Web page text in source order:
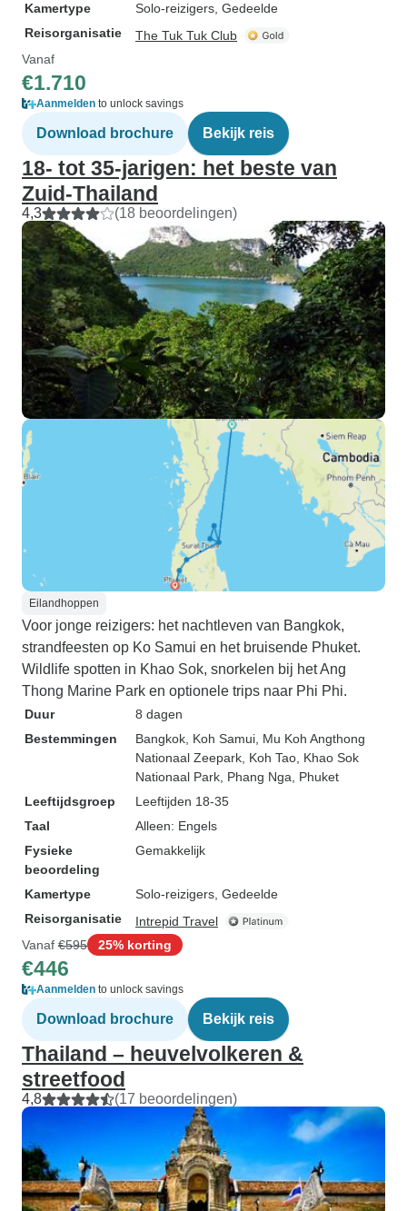
Kamertype
Solo-reizigers, Gedeelde
Reisorganisatie
The Tuk Tuk Club
Vanaf
€1.710
Aanmelden to unlock savings
Download brochure Bekijk reis
18- tot 35-jarigen: het beste van
Zuid-Thailand
4,3 (18 beoordelingen)
Eilandhoppen
Voor jonge reizigers: het nachtleven van Bangkok,
strandfeesten op Ko Samui en het bruisende Phuket.
Wildlife spotten in Khao Sok, snorkelen bij het Ang
Thong Marine Park en optionele trips naar Phi Phi.
Duur
8 dagen
Bestemmingen
Bangkok , Koh Samui , Mu Koh Angthong
Nationaal Zeepark , Koh Tao , Khao Sok
Nationaal Park , Phang Nga , Phuket
Leeftijdsgroep
Leeftijden 18-35
Taal
Alleen: Engels
Fysieke
beoordeling
Gemakkelijk
Kamertype
Solo-reizigers, Gedeelde
Reisorganisatie
Intrepid Travel
Vanaf €595 25% korting
€446
Aanmelden to unlock savings
Download brochure Bekijk reis
Thailand – heuvelvolkeren &
streetfood
4,8 (17 beoordelingen)